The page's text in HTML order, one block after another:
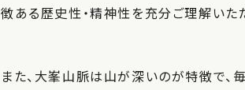
徴ある歴史性・精神性を充分ご理解いた
また、大峯山脈は山が深いのが特徴で、